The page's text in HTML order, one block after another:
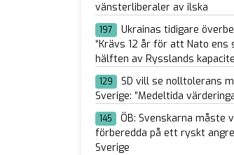
vänsterliberaler av ilska
197
Ukrainas tidigare
“Krävs 12 år för att Nato ens
hälften av Rysslands
129
SD vill se nolltolerans
Sverige: ”Medeltida
145
ÖB: Svenskarna måste
förberedda på ett ryskt
Sverige